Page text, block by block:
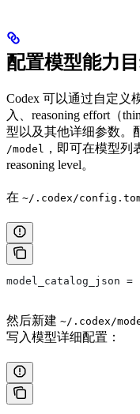
配置模型能力目
Codex 可以通过自定义
入、reasoning effort（
型以及其他详细参数。
/model ，即可在模型
reasoning level。
在 ~/.codex/
model_catalog_json =
然后新建 ~/.codex/
写入模型详细配置：